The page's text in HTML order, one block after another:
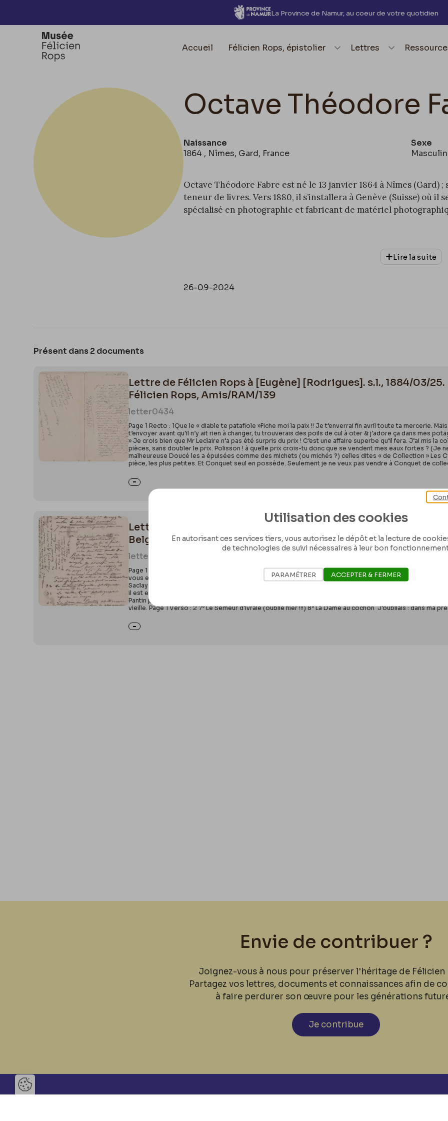
La Province de Namur, au coeur de votre quotidien
Accueil element.menu.open_menu
Félicien Rops, épistolier Lettres
Octave Théodore
Naissance
1864 , Nîmes, Gard, France
Sexe
Masculin
Octave Théodore Fabre est né le 13 janvier 1864 à Nîmes
teneur de livres. Vers 1880, il s’installera à Genève (Suisse) où
spécialisé en photographie et fabricant de matériel
Lire la suite
26-09-2024
Présent dans 2 documents
Lettre de Félicien Rops à [Eugène] [Rodrigues]. s.l., 1884/03/
Félicien Rops, Amis/RAM/139
letter0434
Page 1 Recto : 1Que le « diable te patafiole »Fiche moi la paix !! Je t’enverrai fin avril toute ta mercerie.
t’envoyer avant qu’il n’y ait rien à changer, tu trouverais des poils de cul à oter & j’adore ça dans mes
» Je crois bien que Mr Leclaire n’a pas été surpris du prix ! C’est une affaire superbe qu’il fera. J’ai mis
pièces, sans doubler le prix. Polisson ! à quelle prix crois-tu donc que se vendent mes eaux fortes ? (Je
malheureuse Doucé les a épuisées comme des michets (ou michés ?) celles dites « de Collection » Les
pièce, les plus petites. Et Conquet seul en possède. Seulement je ne veux pas vendre à Conquet de
Lettre de Félicien Rops à [Léon] Evely. s.l., 1883/11/14.
Belgique, III/215/1/18 et III/215/1/19
letter
Page 1 Recto : 1 14 nov. 1883 Mon Cher Evely, Reçu les cuivres !! Que les Dieux soient loués !! Envoyez
vous envoyer : 1° La peine de mort, un dessin appartenant à Gouzien, je lui ai fait proposer un échange
Saclay. S’il accepte je pourrai vous le laisser pour 12 croquis il l’a payé 350 frs. – Je l’ai désencadré
il est effrayant quand il est encadré. 2° La vieille à l’aiguille. photographie retouchée à la plume. 3° La
Pantin photographie retouchée pour en faire la plus grande planche que nous aurons faite. 5° Le
vieille. Page 1 Verso : 2 7° Le Semeur d’Ivraie (oublié hier !!!) 8° La Dame au cochon J’oubliais : dans ma
Envie de contribuer ?
Joignez-vous à nous pour préserver l'héritage de Félicien
Partagez vos lettres, documents et connaissances afin de
à faire perdurer son œuvre pour les générations
Je contribue
Ouvrir la barre de gestion des cookies
Utilisation des cookies
En autorisant ces services tiers, vous autorisez le dépôt et la lecture de
de technologies de suivi nécessaires à leur bon
PARAMÉTRER ACCEPTER & FERMER